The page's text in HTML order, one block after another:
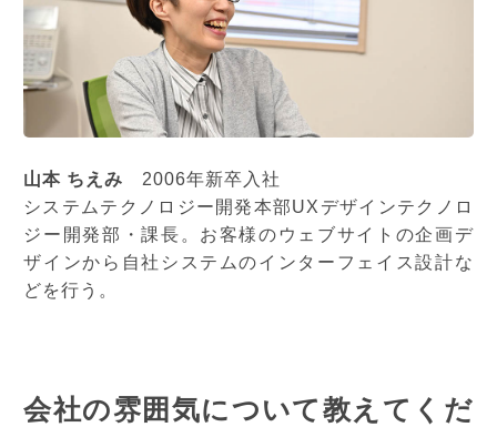
山本 ちえみ 2006年新卒入社
システムテクノロジー開発本部UXデザインテクノロ
ジー開発部・課長。お客様のウェブサイトの企画デ
ザインから自社システムのインターフェイス設計な
どを行う。
会社の雰囲気について教えてくだ